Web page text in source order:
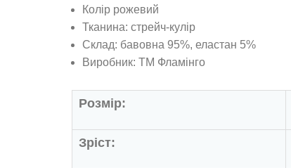
Колір рожевий
Тканина: стрейч-кулір
Склад: бавовна 95%, еластан 5%
Виробник: ТМ Фламінго
Розмір:
Зріст: